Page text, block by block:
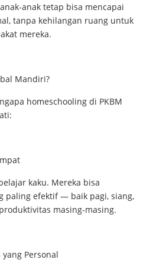
anak tetap bisa mencapai
tanpa kehilangan ruang untuk
mereka.
Mandiri?
homeschooling di PKBM
kaku. Mereka bisa
paling efektif — baik pagi, siang,
masing-masing.
Personal